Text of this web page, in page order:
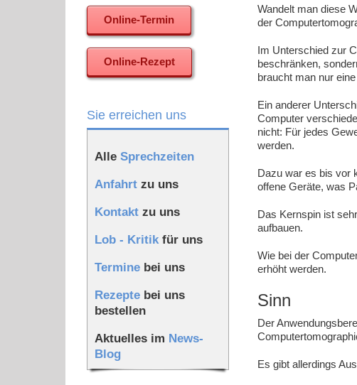
Wandelt man diese
der
Im Unterschied zur
beschränken,
braucht man nur
Ein anderer
Computer
nicht: Für jedes
werden.
Dazu war es bis vor
offene Geräte, was
Das Kernspin ist
aufbauen.
Wie bei der
erhöht werden.
Sinn
Der
Es gibt allerdings
Online-Termin
Online-Rezept
Sie erreichen uns
Alle Sprechzeiten
Anfahrt zu uns
Kontakt zu uns
Lob - Kritik für uns
Termine bei uns
Rezepte bei uns
bestellen
Aktuelles im News-
Blog